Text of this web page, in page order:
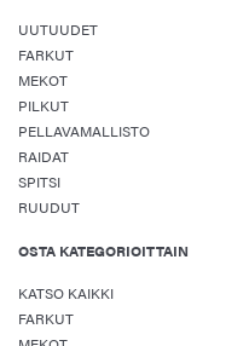
UUTUUDET
FARKUT
MEKOT
PILKUT
PELLAVAMALLISTO
RAIDAT
SPITSI
RUUDUT
OSTA KATEGORIOITTAIN
KATSO KAIKKI
FARKUT